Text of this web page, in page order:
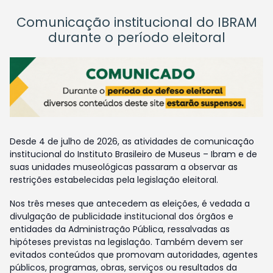
Comunicação institucional do IBRAM
durante o período eleitoral
Desde 4 de julho de 2026, as atividades de comunicação
institucional do Instituto Brasileiro de Museus – Ibram e de
suas unidades museológicas passaram a observar as
restrições estabelecidas pela legislação eleitoral.
Nos três meses que antecedem as eleições, é vedada a
divulgação de publicidade institucional dos órgãos e
entidades da Administração Pública, ressalvadas as
hipóteses previstas na legislação. Também devem ser
evitados conteúdos que promovam autoridades, agentes
públicos, programas, obras, serviços ou resultados da